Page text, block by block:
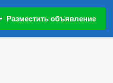
Разместить объявление